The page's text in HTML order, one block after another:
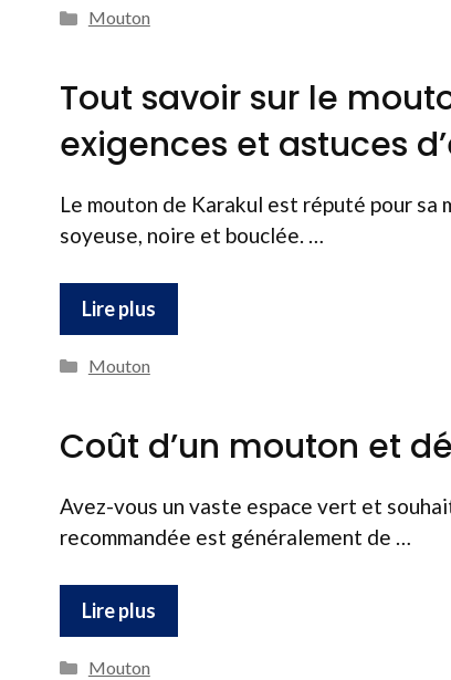
Catégories
Mouton
Tout savoir sur le
exigences et astuces
Le mouton de Karakul est réputé pour
soyeuse, noire et bouclée. …
Lire plus
Catégories
Mouton
Coût d’un mouton et
Avez-vous un vaste espace vert et
recommandée est généralement de …
Lire plus
Catégories
Mouton